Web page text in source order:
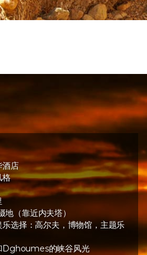
酒店
格
（靠近内夫塔）
选择：高尔夫，博物馆，主题乐
Dghoumes的峡谷风光